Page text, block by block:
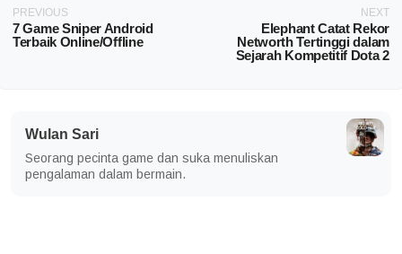
PREVIOUS
7 Game Sniper Android
Terbaik Online/Offline
NEXT
Elephant Catat Rekor
Networth Tertinggi dalam
Sejarah Kompetitif Dota 2
Wulan Sari
Seorang pecinta game dan suka menuliskan
pengalaman dalam bermain.